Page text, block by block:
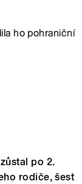
ho pohraniční
po 2.
rodiče, šest